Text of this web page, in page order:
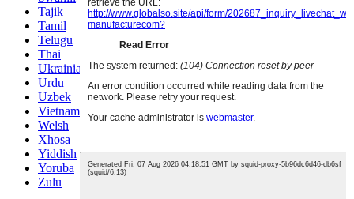
Tajik
Tamil
Telugu
Thai
Ukrainian
Urdu
Uzbek
Vietnamese
Welsh
Xhosa
Yiddish
Yoruba
Zulu